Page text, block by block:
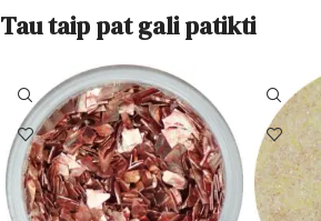
Tau taip pat gali patikti